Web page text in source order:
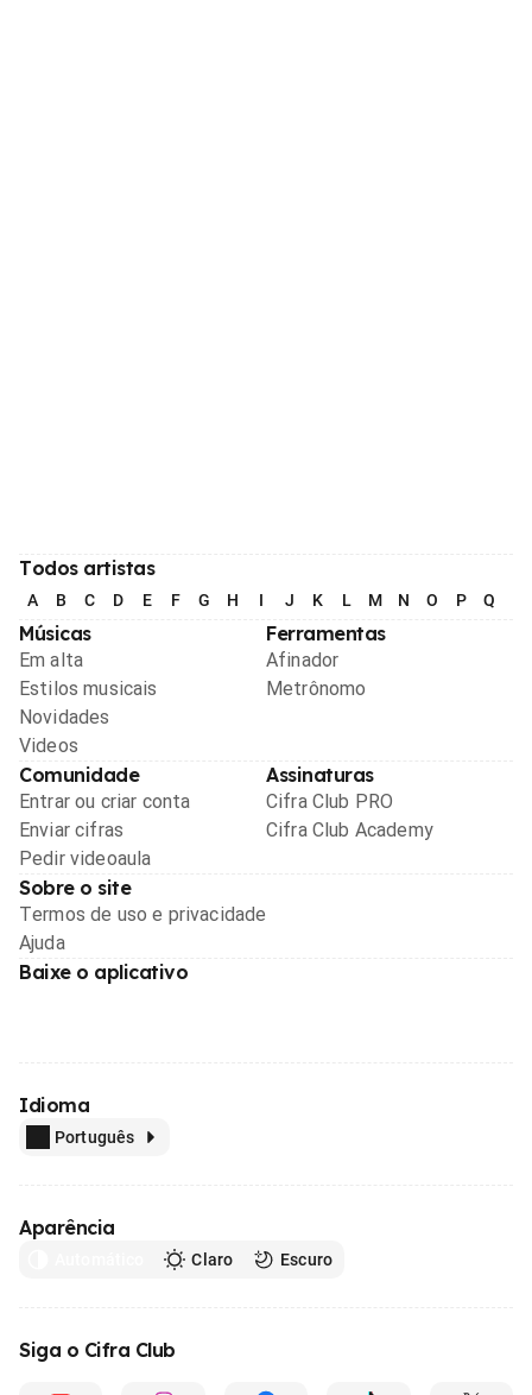
Todos artistas
A B C D E F G H I J K L M N O P Q
Músicas
Em alta
Estilos musicais
Novidades
Videos
Ferramentas
Afinador
Metrônomo
Comunidade
Entrar ou criar conta
Enviar cifras
Pedir videoaula
Assinaturas
Cifra Club PRO
Cifra Club Academy
Sobre o site
Termos de uso e privacidade
Ajuda
Baixe o aplicativo
Idioma
Português
Aparência
Claro Escuro
Siga o Cifra Club